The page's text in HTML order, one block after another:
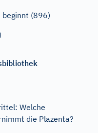
beginnt (896)
Welche
die Plazenta?